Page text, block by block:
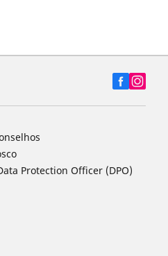
Protection Officer (DPO)